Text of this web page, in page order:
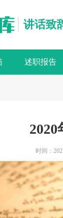
讲话致
述职报告
时间：